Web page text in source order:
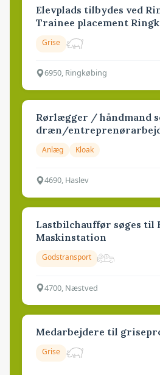
Elevplads tilbydes ved
Trainee placement
Grise
6950, Ringkøbing
Rørlægger / håndmand
dræn/
Anlæg Kloak
4690, Haslev
Lastbilchauffør søges til
Maskinstation
Godstransport
4700, Næstved
Medarbejdere til
Grise